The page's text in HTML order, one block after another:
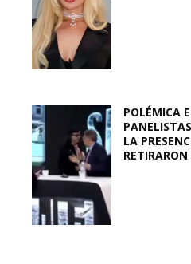
POLÉMICA
LA